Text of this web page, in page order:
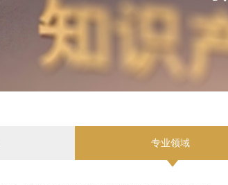
专业领域